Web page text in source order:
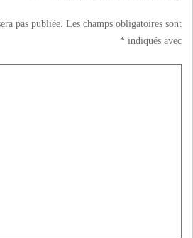
pas publiée. Les champs obligatoires sont
indiqués avec
*